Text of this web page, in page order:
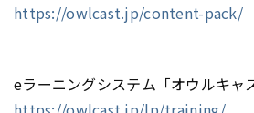
https://owlcast.jp/content-pack/
eラーニングシステム「オウルキャ